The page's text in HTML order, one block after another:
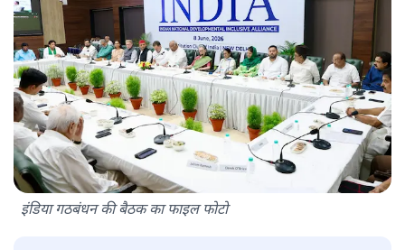
इंडिया गठबंधन की बैठक का फाइल फोटो